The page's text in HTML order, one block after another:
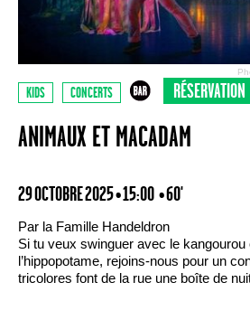
KIDS CONCERTS RÉSERVATION
ANIMAUX ET MACADAM
29 OCTOBRE 2025 • 15:00 • 60'
Par la Famille Handeldron
Si tu veux swinguer avec le
l’hippopotame, rejoins-nous pour un
tricolores font de la rue une boîte de